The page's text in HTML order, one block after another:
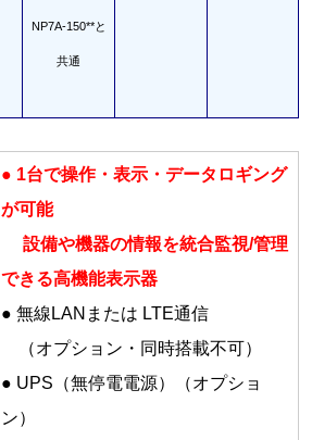
NP7A-150**と
共通
● 1台で操作・表示・データロギング
が可能
設備や機器の情報を統合監視/管理
できる高機能表示器
● 無線LANまたは LTE通信
（オプション・同時搭載不可）
● UPS（無停電電源）（オプショ
ン）